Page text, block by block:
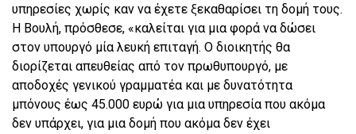
υπηρεσίες χωρίς καν να έχετε ξεκαθαρίσει τη δομή τους.
Η Βουλή, πρόσθεσε, «καλείται για μια φορά να δώσει
στον υπουργό μία λευκή επιταγή. Ο διοικητής θα
διορίζεται απευθείας από τον πρωθυπουργό, με
αποδοχές γενικού γραμματέα και με δυνατότητα
μπόνους έως 45.000 ευρώ για μια υπηρεσία που ακόμα
δεν υπάρχει, για μια δομή που ακόμα δεν έχει